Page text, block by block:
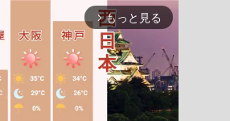
arrow_forward_ios もっと見る